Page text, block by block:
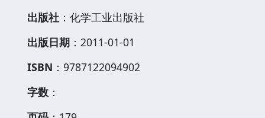
出版社 ：化学工业出版社
出版日期 ：2011-01-01
ISBN ：9787122094902
字数 ：